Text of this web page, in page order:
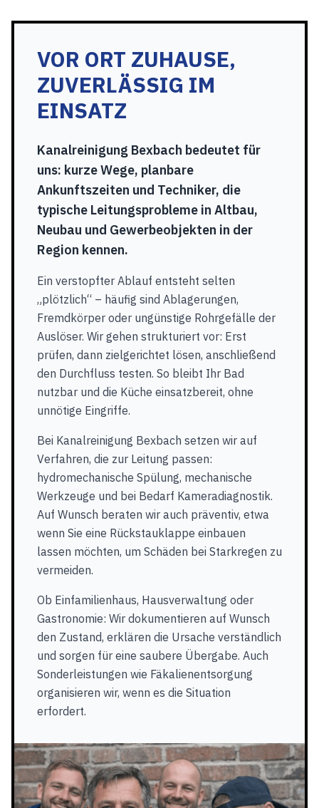
VOR ORT ZUHAUSE,
ZUVERLÄSSIG IM
EINSATZ
Kanalreinigung Bexbach bedeutet für
uns: kurze Wege, planbare
Ankunftszeiten und Techniker, die
typische Leitungsprobleme in Altbau,
Neubau und Gewerbeobjekten in der
Region kennen.
Ein verstopfter Ablauf entsteht selten
„plötzlich“ – häufig sind Ablagerungen,
Fremdkörper oder ungünstige Rohrgefälle der
Auslöser. Wir gehen strukturiert vor: Erst
prüfen, dann zielgerichtet lösen, anschließend
den Durchfluss testen. So bleibt Ihr Bad
nutzbar und die Küche einsatzbereit, ohne
unnötige Eingriffe.
Bei Kanalreinigung Bexbach setzen wir auf
Verfahren, die zur Leitung passen:
hydromechanische Spülung, mechanische
Werkzeuge und bei Bedarf Kameradiagnostik.
Auf Wunsch beraten wir auch präventiv, etwa
wenn Sie eine Rückstauklappe einbauen
lassen möchten, um Schäden bei Starkregen zu
vermeiden.
Ob Einfamilienhaus, Hausverwaltung oder
Gastronomie: Wir dokumentieren auf Wunsch
den Zustand, erklären die Ursache verständlich
und sorgen für eine saubere Übergabe. Auch
Sonderleistungen wie Fäkalienentsorgung
organisieren wir, wenn es die Situation
erfordert.